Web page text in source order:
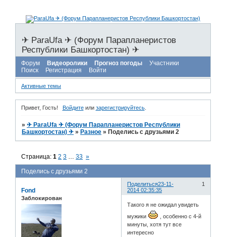
✈ ParaUfa ✈ (Форум Парапланеристов
Республики Башкортостан) ✈
Форум Видеоролики Прогноз погоды
Участники
Поиск
Регистрация Войти
Активные темы
Привет, Гость! Войдитеили зарегистрируйтесь.
»✈ ParaUfa ✈ (Форум Парапланеристов Республики
Башкортостан) ✈ » Разное » Поделись с друзьями 2
Поделись с друзьями 2
Страница:1 2 3 33 »
Поделиться 1
23-11-
2014 02:35:35
Fond
Заблокирован
Такого я не ожидал увидеть
мужики
, особенно с 4-й
минуты, хотя тут все
интересно